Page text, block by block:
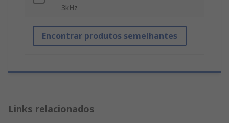
3kHz
Encontrar produtos semelhantes
Links relacionados